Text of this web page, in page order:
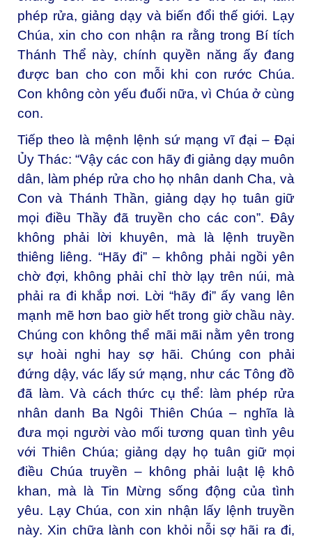
phép rửa, giảng dạy và biến đổi thế giới. Lạy
Chúa, xin cho con nhận ra rằng trong Bí tích
Thánh Thể này, chính quyền năng ấy đang
được ban cho con mỗi khi con rước Chúa.
Con không còn yếu đuối nữa, vì Chúa ở cùng
con.
Tiếp theo là mệnh lệnh sứ mạng vĩ đại – Đại
Ủy Thác: “Vậy các con hãy đi giảng dạy muôn
dân, làm phép rửa cho họ nhân danh Cha, và
Con và Thánh Thần, giảng dạy họ tuân giữ
mọi điều Thầy đã truyền cho các con”. Đây
không phải lời khuyên, mà là lệnh truyền
thiêng liêng. “Hãy đi” – không phải ngồi yên
chờ đợi, không phải chỉ thờ lạy trên núi, mà
phải ra đi khắp nơi. Lời “hãy đi” ấy vang lên
mạnh mẽ hơn bao giờ hết trong giờ chầu này.
Chúng con không thể mãi mãi nằm yên trong
sự hoài nghi hay sợ hãi. Chúng con phải
đứng dậy, vác lấy sứ mạng, như các Tông đồ
đã làm. Và cách thức cụ thể: làm phép rửa
nhân danh Ba Ngôi Thiên Chúa – nghĩa là
đưa mọi người vào mối tương quan tình yêu
với Thiên Chúa; giảng dạy họ tuân giữ mọi
điều Chúa truyền – không phải luật lệ khô
khan, mà là Tin Mừng sống động của tình
yêu. Lạy Chúa, con xin nhận lấy lệnh truyền
này. Xin chữa lành con khỏi nỗi sợ hãi ra đi,